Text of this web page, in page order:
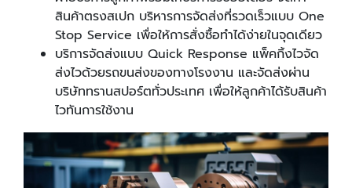
สินค้าตรงสเปก บริหารการจัดส่งที่รวดเร็วแบบ One
Stop Service เพื่อให้การสั่งซื้อทำได้ง่ายในจุดเดียว
บริการจัดส่งแบบ Quick Response แพ็คกิ้งไวจัด
ส่งไวด้วยรถขนส่งของทางโรงงาน และจัดส่งผ่าน
บริษัททรานสปอร์ตทั่วประเทศ เพื่อให้ลูกค้าได้รับสินค้า
ไวทันการใช้งาน